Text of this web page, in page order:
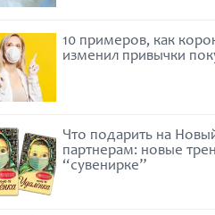
10 примеров, как
изменил привычки
Что подарить на
партнерам: новые
“сувенирке”